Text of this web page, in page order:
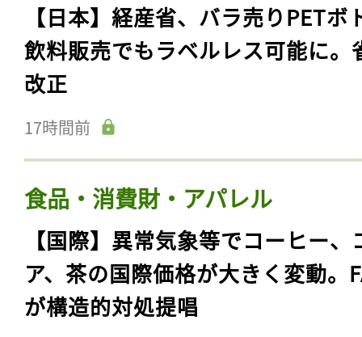
【日本】経産省、バラ売りPETボ
飲料販売でもラベルレス可能に。
改正
17時間前
食品・消費財・アパレル
【国際】異常気象等でコーヒー、
ア、茶の国際価格が大きく変動。
が構造的対処提唱